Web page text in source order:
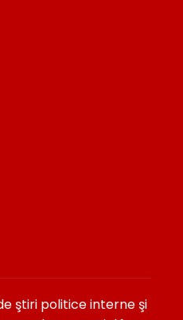
ştiri politice interne şi